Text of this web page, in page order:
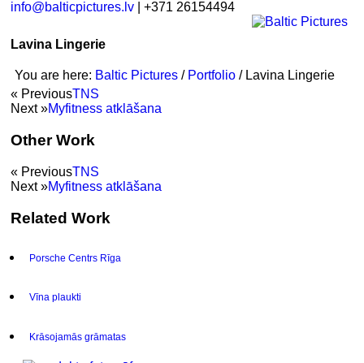
info@balticpictures.lv | +371 26154494
Lavina Lingerie
You are here: Baltic Pictures / Portfolio / Lavina Lingerie
« PreviousTNS
Next »Myfitness atklāšana
Other Work
« PreviousTNS
Next »Myfitness atklāšana
Related Work
Porsche Centrs Rīga
Vīna plaukti
Krāsojamās grāmatas